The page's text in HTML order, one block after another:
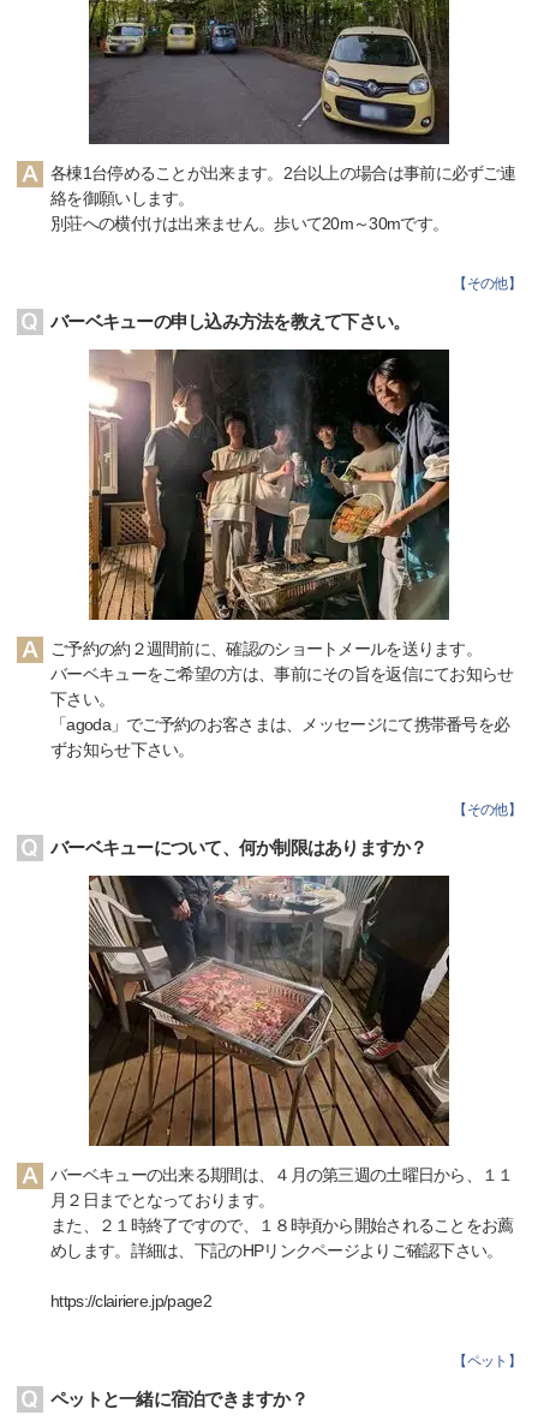
各棟1台停めることが出来ます。2台以上の場合は事前に必ずご連
絡を御願いします。
別荘への横付けは出来ません。歩いて20m～30mです。
【 その他】
バーベキューの申し込み方法を教えて下さい。
ご予約の約２週間前に、確認のショートメールを送ります。
バーベキューをご希望の方は、事前にその旨を返信にてお知らせ
下さい。
「agoda」でご予約のお客さまは、メッセージにて携帯番号を必
ずお知らせ下さい。
【 その他】
バーベキューについて、何か制限はありますか？
バーベキューの出来る期間は、４月の第三週の土曜日から、１１
月２日までとなっております。
また、２１時終了ですので、１８時頃から開始されることをお薦
めします。詳細は、下記のHPリンクページよりご確認下さい。
https://clairiere.jp/page2
【ペット 】
ペットと一緒に宿泊できますか？